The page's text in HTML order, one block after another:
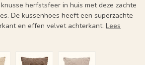
herfstsfeer in huis met deze zachte
De kussenhoes heeft een superzachte
en effen velvet achterkant. Lees